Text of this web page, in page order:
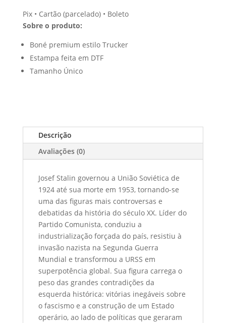
Pix • Cartão (parcelado) • Boleto
Sobre o produto:
Boné premium estilo Trucker
Estampa feita em DTF
Tamanho Único
Descrição
Avaliações (0)
Josef Stalin governou a União Soviética de
1924 até sua morte em 1953, tornando-se
uma das figuras mais controversas e
debatidas da história do século XX. Líder do
Partido Comunista, conduziu a
industrialização forçada do país, resistiu à
invasão nazista na Segunda Guerra
Mundial e transformou a URSS em
superpotência global. Sua figura carrega o
peso das grandes contradições da
esquerda histórica: vitórias inegáveis sobre
o fascismo e a construção de um Estado
operário, ao lado de políticas que geraram